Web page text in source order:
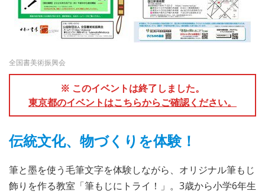
全国書美術振興会
※ このイベントは終了しました。
東京都のイベントはこちらからご確認ください。
伝統文化、物づくりを体験！
筆と墨を使う毛筆文字を体験しながら、オリジナル筆もじ
飾りを作る教室「筆もじにトライ！」。3歳から小学6年生